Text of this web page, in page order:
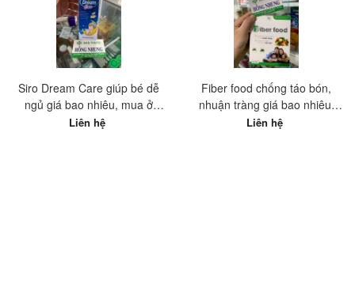
Siro Dream Care giúp bé dễ
ngủ giá bao nhiêu, mua ở
đâu?
Liên hệ
Fiber food chống táo bón,
nhuận tràng giá bao nhiêu,
mua ở đâu tốt nhất?
Liên hệ